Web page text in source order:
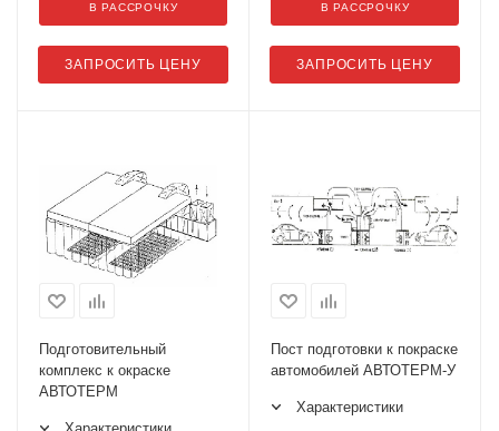
ЗАПРОСИТЬ ЦЕНУ
В РАССРОЧКУ
ЗАПРОСИТЬ ЦЕНУ
В РАССРОЧКУ
Подготовительный
комплекс к окраске
АВТОТЕРМ
Пост подготовки к покраске
автомобилей АВТОТЕРМ-У
Характеристики